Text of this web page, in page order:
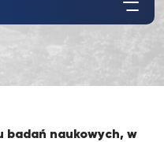
badań naukowych, w